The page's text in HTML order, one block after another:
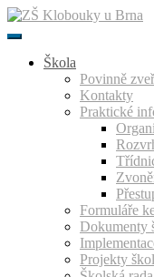
Přeskočit
k
Škola
Povinně
Kontakty
Praktické
Formuláře
Dokumenty
Projekty